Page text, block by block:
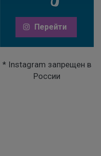
Перейти
* Instagram запрещен в
России